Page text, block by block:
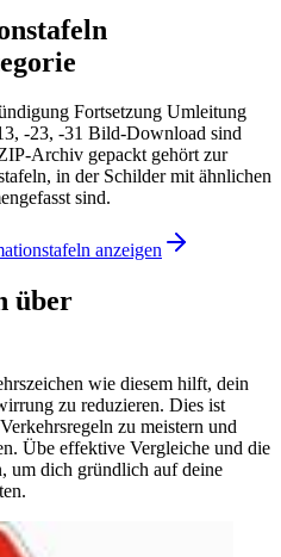
Fortsetzung Umleitung
-23, -31 Bild-Download sind
Archiv gepackt gehört zur
in der Schilder mit ähnlichen
sind.
anzeigen
über
wie diesem hilft, dein
zu reduzieren. Dies ist
zu meistern und
Übe effektive Vergleiche und die
um dich gründlich auf deine